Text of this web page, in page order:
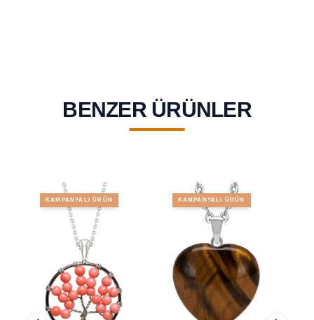
BENZER ÜRÜNLER
KAMPANYALI ÜRÜN KAMPANYALI ÜRÜN